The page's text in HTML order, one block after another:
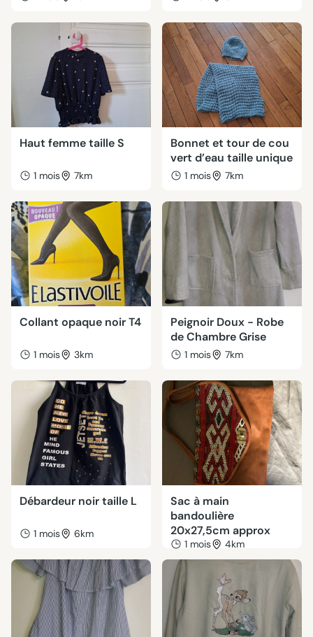
Haut femme taille S
1 mois 7km
Bonnet et tour de cou
vert d’eau taille unique
1 mois 7km
Collant opaque noir T4
1 mois 3km
Peignoir Doux - Robe
de Chambre Grise
1 mois 7km
Débardeur noir taille L
1 mois 6km
Sac à main
bandoulière
20x27,5cm approx
1 mois 4km